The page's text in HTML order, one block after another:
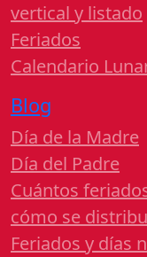
vertical y listado
Feriados
Calendario
Blog
Día de la Madre
Día del Padre
Cuántos
cómo se
Feriados y días